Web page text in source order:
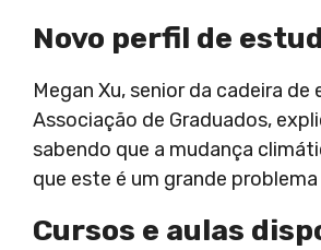
Novo perfil de
Megan Xu, senior da cadeira
Associação de Graduados,
sabendo que a mudança
que este é um grande
Cursos e aulas